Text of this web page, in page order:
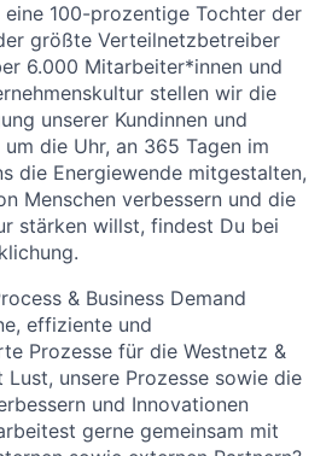
eine 100-prozentige Tochter der
größte Verteilnetzbetreiber
6.000 Mitarbeiter*innen und
stellen wir die
unserer Kundinnen und
die Uhr, an 365 Tagen im
die Energiewende mitgestalten,
Menschen verbessern und die
stärken willst, findest Du bei
& Business Demand
effiziente und
Prozesse für die Westnetz &
Lust, unsere Prozesse sowie die
und Innovationen
gerne gemeinsam mit